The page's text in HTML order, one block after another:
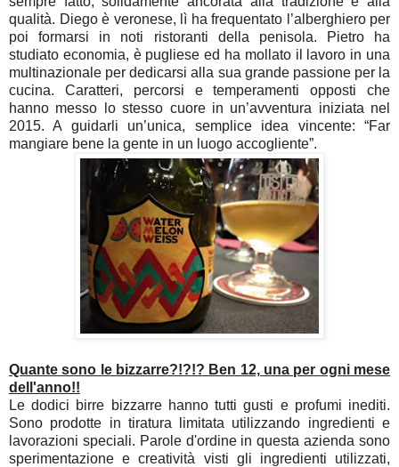
qualità. Diego è veronese, lì ha frequentato l’alberghiero per
poi formarsi in noti ristoranti della penisola. Pietro ha
studiato economia, è pugliese ed ha mollato il lavoro in una
multinazionale per dedicarsi alla sua grande passione per la
cucina. Caratteri, percorsi e temperamenti opposti che
hanno messo lo stesso cuore in un’avventura iniziata nel
2015. A guidarli un’unica, semplice idea vincente: “Far
mangiare bene la gente in un luogo accogliente”.
Quante sono le bizzarre?!?!? Ben 12, una per ogni mese
dell'anno!!
Le dodici birre bizzarre hanno tutti gusti e profumi inediti.
Sono prodotte in tiratura limitata utilizzando ingredienti e
lavorazioni speciali. Parole d'ordine in questa azienda sono
sperimentazione e creatività visti gli ingredienti utilizzati,